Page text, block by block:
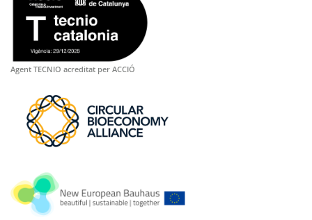
Agent TECNIO acreditat per ACCIÓ